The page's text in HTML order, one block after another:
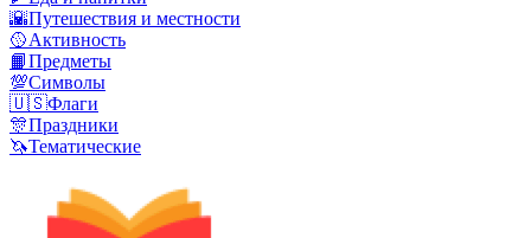
🌇Путешествия и местности
🥎Активность
📙Предметы
💯Символы
🇺🇸Флаги
🎊Праздники
🦄Тематические